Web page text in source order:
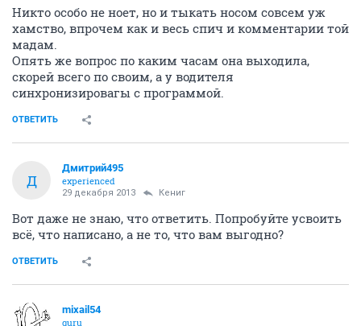
Никто особо не ноет, но и тыкать носом совсем уж
хамство, впрочем как и весь спич и комментарии той
мадам.
Опять же вопрос по каким часам она выходила,
скорей всего по своим, а у водителя
синхронизировагы с программой.
ОТВЕТИТЬ
Д
Дмитрий495
experienced
29 декабря 2013 Кениг
Вот даже не знаю, что ответить. Попробуйте усвоить
всё, что написано, а не то, что вам выгодно?
ОТВЕТИТЬ
mixail54
guru